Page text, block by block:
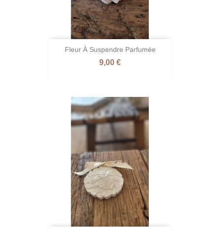
Fleur À Suspendre Parfumée
Prix
9,00 €